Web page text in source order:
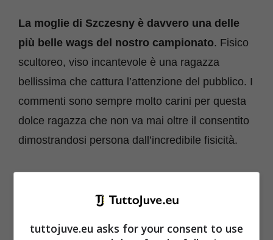
La moglie di Szczesny è davvero una delle
più belle wags del nostro campionato. Fisico
scultoreo, viso incantevole è una ragazza
bellissima che cattura l’attenzione del pubblico. I
commenti sono sempre molto carini per questa
dolce ragazza che non va mai oltre il consentito
dimostrandosi persona dall’incredibile fisicità.
Il suo profilo Instagram vanta oltre 750mila
follower con tanti commenti e interazioni.
sul letto con le gambe piegate. Indossa
tuttojuve.eu asks for your consent to use